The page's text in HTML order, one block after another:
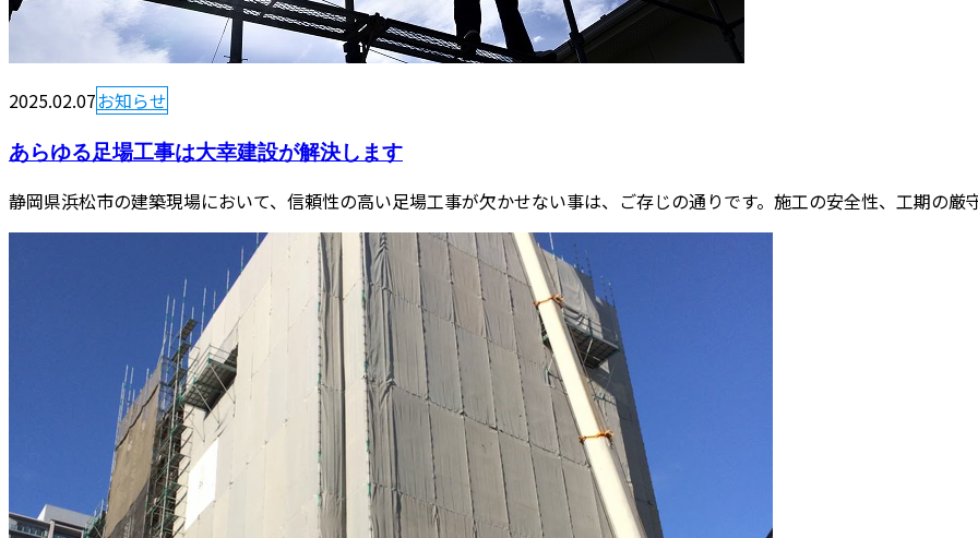
2025.02.07お知らせ
あらゆる足場工事は大幸建設が解決します
静岡県浜松市の建築現場において、信頼性の高い足場工事が欠かせない事は、ご存じの通りです。施工の安全性、工期の厳